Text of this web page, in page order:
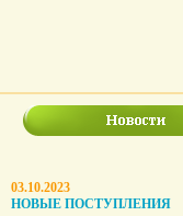
03.10.2023
НОВЫЕ ПОСТУПЛЕНИЯ